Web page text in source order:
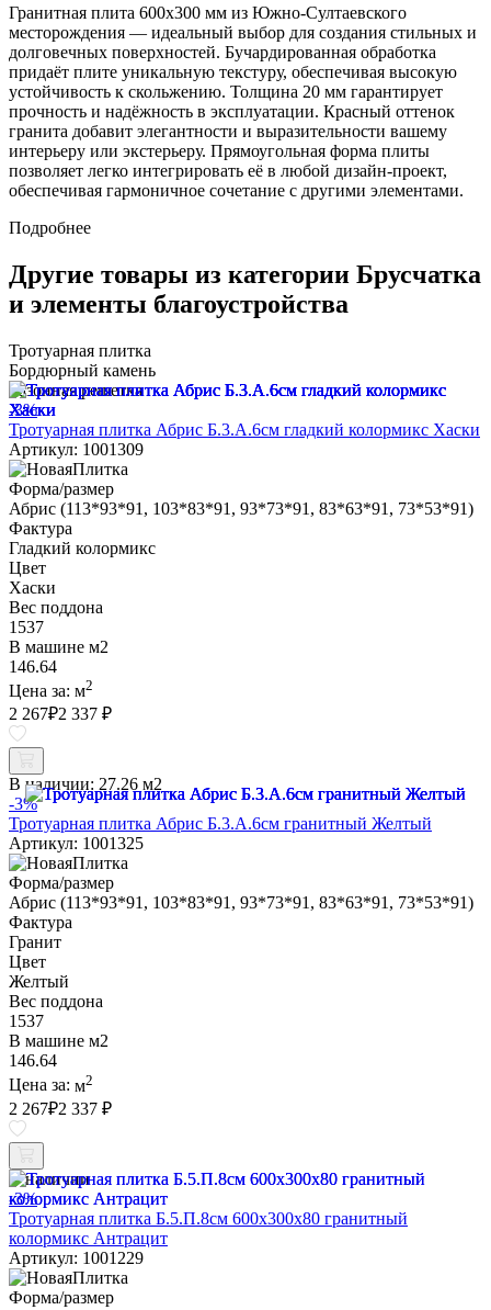
Гранитная плита 600х300 мм из Южно-Султаевского
месторождения — идеальный выбор для создания стильных и
долговечных поверхностей. Бучардированная обработка
придаёт плите уникальную текстуру, обеспечивая высокую
устойчивость к скольжению. Толщина 20 мм гарантирует
прочность и надёжность в эксплуатации. Красный оттенок
гранита добавит элегантности и выразительности вашему
интерьеру или экстерьеру. Прямоугольная форма плиты
позволяет легко интегрировать её в любой дизайн-проект,
обеспечивая гармоничное сочетание с другими элементами.
Подробнее
Другие товары из категории Брусчатка
и элементы благоустройства
Тротуарная плитка
Бордюрный камень
Газонная решетка
-3%
Тротуарная плитка Абрис Б.3.А.6см гладкий колормикс Хаски
Артикул: 1001309
Форма/размер
Абрис (113*93*91, 103*83*91, 93*73*91, 83*63*91, 73*53*91)
Фактура
Гладкий колормикс
Цвет
Хаски
Вес поддона
1537
В машине м2
146.64
Цена за: м2
2 267₽2 337 ₽
В наличии: 27.26 м2
-3%
Тротуарная плитка Абрис Б.3.А.6см гранитный Желтый
Артикул: 1001325
Форма/размер
Абрис (113*93*91, 103*83*91, 93*73*91, 83*63*91, 73*53*91)
Фактура
Гранит
Цвет
Желтый
Вес поддона
1537
В машине м2
146.64
Цена за: м2
2 267₽2 337 ₽
В наличии
-3%
Тротуарная плитка Б.5.П.8см 600х300х80 гранитный
колормикс Антрацит
Артикул: 1001229
Форма/размер